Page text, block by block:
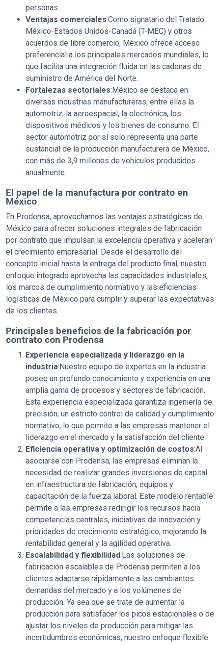
personas.
Ventajas comerciales:Como signatario del Tratado
México-Estados Unidos-Canadá (T-MEC) y otros
acuerdos de libre comercio, México ofrece acceso
preferencial a los principales mercados mundiales, lo
que facilita una integración fluida en las cadenas de
suministro de América del Norte.
Fortalezas sectoriales:México se destaca en
diversas industrias manufactureras, entre ellas la
automotriz, la aeroespacial, la electrónica, los
dispositivos médicos y los bienes de consumo. El
sector automotriz por sí solo representa una parte
sustancial de la producción manufacturera de México,
con más de 3,9 millones de vehículos producidos
anualmente.
El papel de la manufactura por contrato en
México
En Prodensa, aprovechamos las ventajas estratégicas de
México para ofrecer soluciones integrales de fabricación
por contrato que impulsan la excelencia operativa y aceleran
el crecimiento empresarial. Desde el desarrollo del
concepto inicial hasta la entrega del producto final, nuestro
enfoque integrado aprovecha las capacidades industriales,
los marcos de cumplimiento normativo y las eficiencias
logísticas de México para cumplir y superar las expectativas
de los clientes.
Principales beneficios de la fabricación por
contrato con Prodensa
Experiencia especializada y liderazgo en la
industria:Nuestro equipo de expertos en la industria
posee un profundo conocimiento y experiencia en una
amplia gama de procesos y sectores de fabricación.
Esta experiencia especializada garantiza ingeniería de
precisión, un estricto control de calidad y cumplimiento
normativo, lo que permite a las empresas mantener el
liderazgo en el mercado y la satisfacción del cliente.
Eficiencia operativa y optimización de costos:Al
asociarse con Prodensa, las empresas eliminan la
necesidad de realizar grandes inversiones de capital
en infraestructura de fabricación, equipos y
capacitación de la fuerza laboral. Este modelo rentable
permite a las empresas redirigir los recursos hacia
competencias centrales, iniciativas de innovación y
prioridades de crecimiento estratégico, mejorando la
rentabilidad general y la agilidad operativa.
Escalabilidad y flexibilidad:Las soluciones de
fabricación escalables de Prodensa permiten a los
clientes adaptarse rápidamente a las cambiantes
demandas del mercado y a los volúmenes de
producción. Ya sea que se trate de aumentar la
producción para satisfacer los picos estacionales o de
ajustar los niveles de producción para mitigar las
incertidumbres económicas, nuestro enfoque flexible